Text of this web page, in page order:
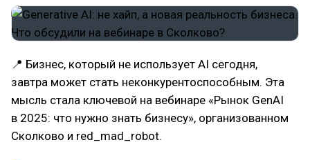
📍 Бизнес, который не использует AI сегодня,
завтра может стать неконкурентоспособным. Эта
мысль стала ключевой на вебинаре «Рынок GenAI
в 2025: что нужно знать бизнесу», организованном
Сколково и red_mad_robot.